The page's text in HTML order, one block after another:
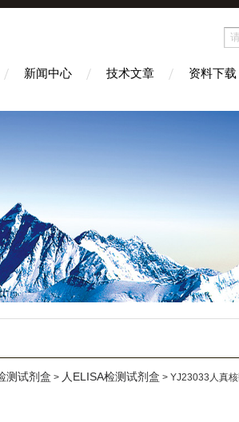
新闻中心 技术文章 资料下载
测试剂盒 > 人ELISA检测试剂盒 > YJ23033人真